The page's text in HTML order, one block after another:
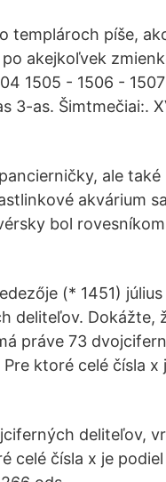
templároch píše,
akejkoľvek
1505 - 1506 -
3-as. Šimtmečiai:.
ale také
akvárium
bol
(* 1451)
deliteľov. Dokážte,
práve 73
ktoré celé čísla x
deliteľov,
celé čísla x je